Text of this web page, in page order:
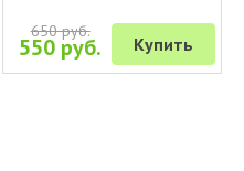
650 руб.
550 руб. Купить